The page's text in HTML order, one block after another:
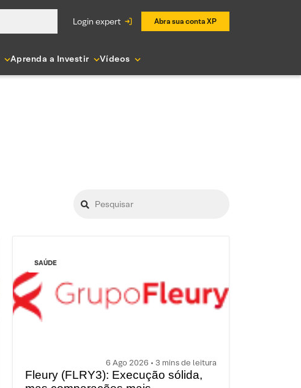
login expert Abra sua conta XP
Aprenda a Investir Vídeos
SAÚDE
6 Ago 2026 • 3 mins de leitura
Fleury (FLRY3): Execução sólida,